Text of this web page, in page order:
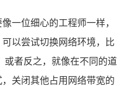
像一位细心的工程师一样，
以尝试切换网络环境，比
或者反之，就像在不同的道
关闭其他占用网络带宽的